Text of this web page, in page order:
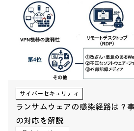
サイバーセキュリティ
ランサムウェアの感染経路は？
の対応を解説